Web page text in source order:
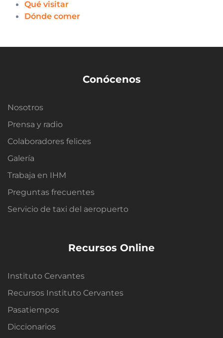
Qué visitar
Dónde comer
Conócenos
Nosotros
Prensa y radio
Colaboradores felices
Galería
Trabaja en IHM
Preguntas frecuentes
Servicio de taxi del aeropuerto
Recursos Online
Instituto Cervantes
Recursos Instituto Cervantes
Pasatiempos
Diccionarios